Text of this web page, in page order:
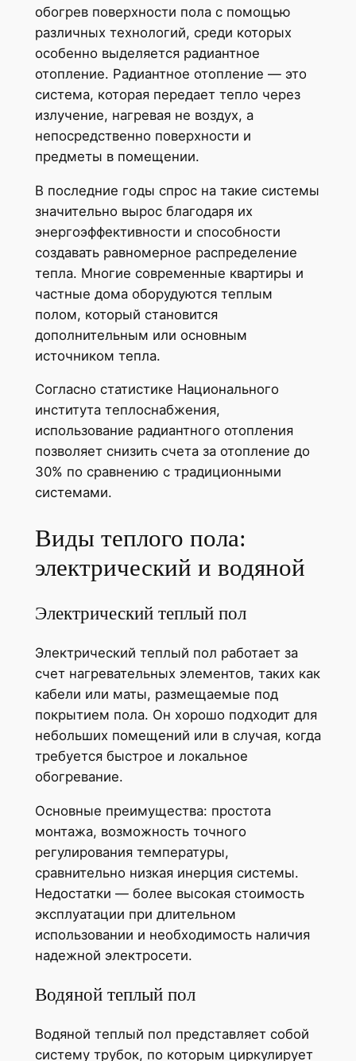
обогрев поверхности пола с помощью
различных технологий, среди которых
особенно выделяется радиантное
отопление. Радиантное отопление — это
система, которая передает тепло через
излучение, нагревая не воздух, а
непосредственно поверхности и
предметы в помещении.
В последние годы спрос на такие системы
значительно вырос благодаря их
энергоэффективности и способности
создавать равномерное распределение
тепла. Многие современные квартиры и
частные дома оборудуются теплым
полом, который становится
дополнительным или основным
источником тепла.
Согласно статистике Национального
института теплоснабжения,
использование радиантного отопления
позволяет снизить счета за отопление до
30% по сравнению с традиционными
системами.
Виды теплого пола:
электрический и водяной
Электрический теплый пол
Электрический теплый пол работает за
счет нагревательных элементов, таких как
кабели или маты, размещаемые под
покрытием пола. Он хорошо подходит для
небольших помещений или в случая, когда
требуется быстрое и локальное
обогревание.
Основные преимущества: простота
монтажа, возможность точного
регулирования температуры,
сравнительно низкая инерция системы.
Недостатки — более высокая стоимость
эксплуатации при длительном
использовании и необходимость наличия
надежной электросети.
Водяной теплый пол
Водяной теплый пол представляет собой
систему трубок, по которым циркулирует